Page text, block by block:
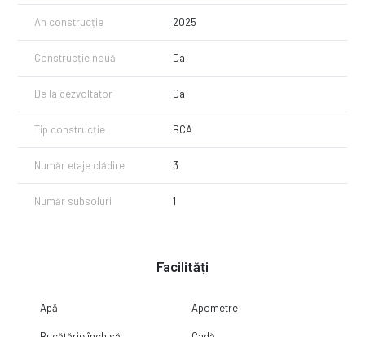
An construcție 2025
Construcție nouă Da
De la dezvoltator Da
Tip construcție BCA
Număr etaje clădire 3
Număr subsoluri 1
Facilități
Apă Apometre